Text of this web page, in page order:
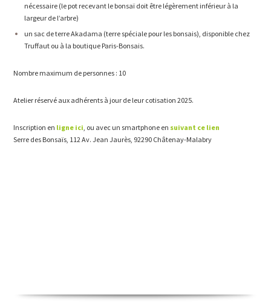
nécessaire (le pot recevant le bonsaï doit être légèrement inférieur à la
largeur de l’arbre)
un sac de terre Akadama (terre spéciale pour les bonsais), disponible chez
Truffaut ou à la boutique Paris-Bonsais.
Nombre maximum de personnes : 10
Atelier réservé aux adhérents à jour de leur cotisation 2025.
Inscription en ligne ici, ou avec un smartphone en suivant ce lien
Serre des Bonsaïs, 112 Av. Jean Jaurès, 92290 Châtenay-Malabry